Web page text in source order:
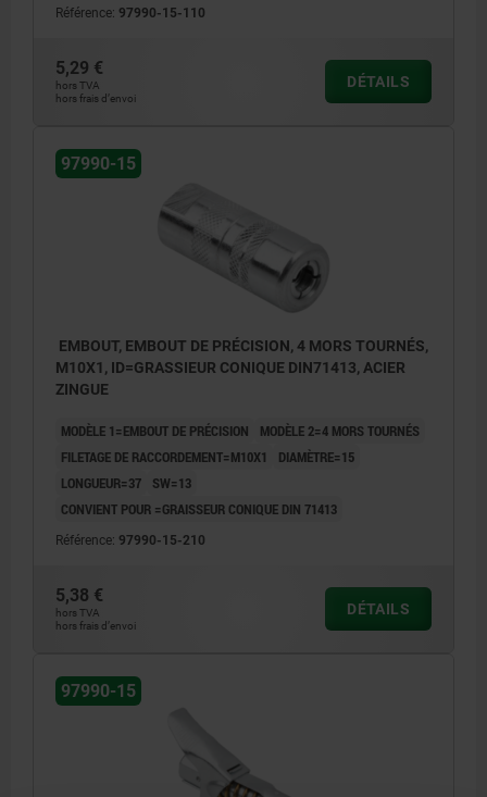
Référence: 97990-15-110
5,29 €
hors TVA
hors frais d’envoi
DÉTAILS
97990-15
EMBOUT, EMBOUT DE PRÉCISION, 4 MORS TOURNÉS,
M10X1, ID=GRASSIEUR CONIQUE DIN71413, ACIER
ZINGUE
MODÈLE 1=EMBOUT DE PRÉCISION
MODÈLE 2=4 MORS TOURNÉS
FILETAGE DE RACCORDEMENT=M10X1
DIAMÈTRE=15
LONGUEUR=37
SW=13
CONVIENT POUR =GRAISSEUR CONIQUE DIN 71413
Référence: 97990-15-210
5,38 €
hors TVA
hors frais d’envoi
DÉTAILS
97990-15